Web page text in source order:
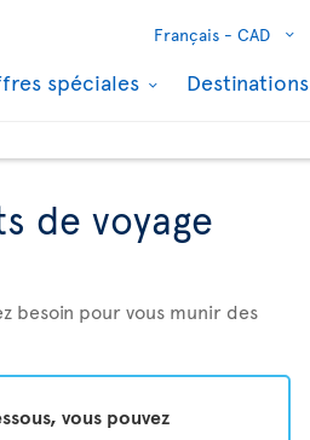
Français - CAD
spéciales Destinations
de voyage
besoin pour vous munir des
vous pouvez